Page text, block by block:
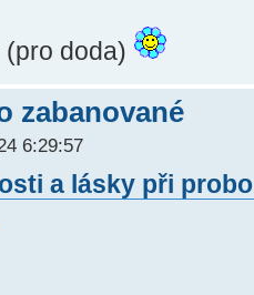
doda)
zabanované
6:29:57
a lásky při